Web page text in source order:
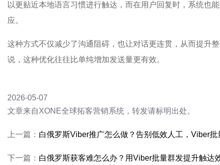
以更贴近本地语言习惯进行触达，而在用户回复时，系统也
应。
这种方式不仅减少了沟通阻碍，也让对话更连贯，从而提升
说，这种优化往往比单纯增加发送量更有效。
2026-05-07
文章来自XONE全球拓客营销系统，转发请标明出处。
上一篇： 白俄罗斯Viber推广怎么做？告别低效人工，Viber
下一篇： 白俄罗斯获客难怎么办？用Viber批量群发提升触达